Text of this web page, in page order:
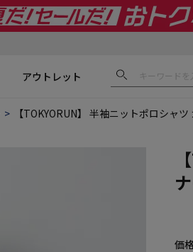
アウトレット
【TOKYORUN】 半袖ニットポロシャ
価